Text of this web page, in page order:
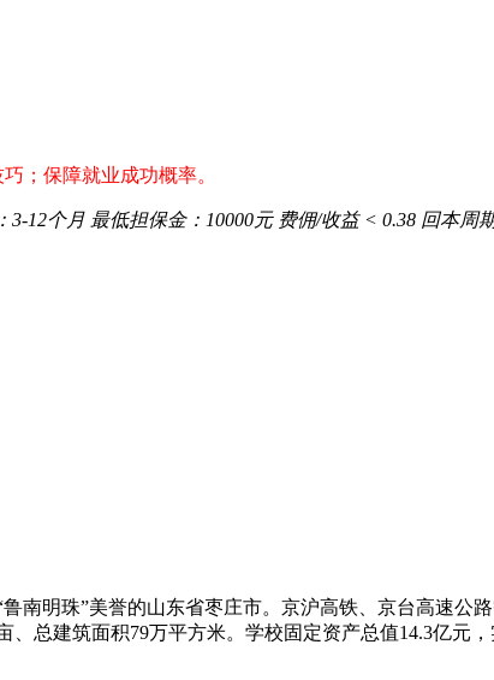
；保障就业成功概率。
3-12个月 最低担保金： 10000元 费佣/收益 < 0.38 回本周
南明珠”美誉的山东省枣庄市。京沪高铁、京台高速公
总建筑面积79万平方米。学校固定资产总值14.3亿元